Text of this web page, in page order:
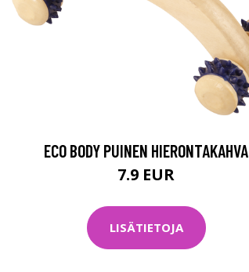
ECO BODY PUINEN HIERONTAKAHVA
7.9 EUR
LISÄTIETOJA